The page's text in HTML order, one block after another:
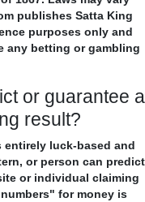
publishes Satta King
purposes only and
any betting or gambling
or guarantee a
result?
entirely luck-based and
or person can predict
or individual claiming
for money is